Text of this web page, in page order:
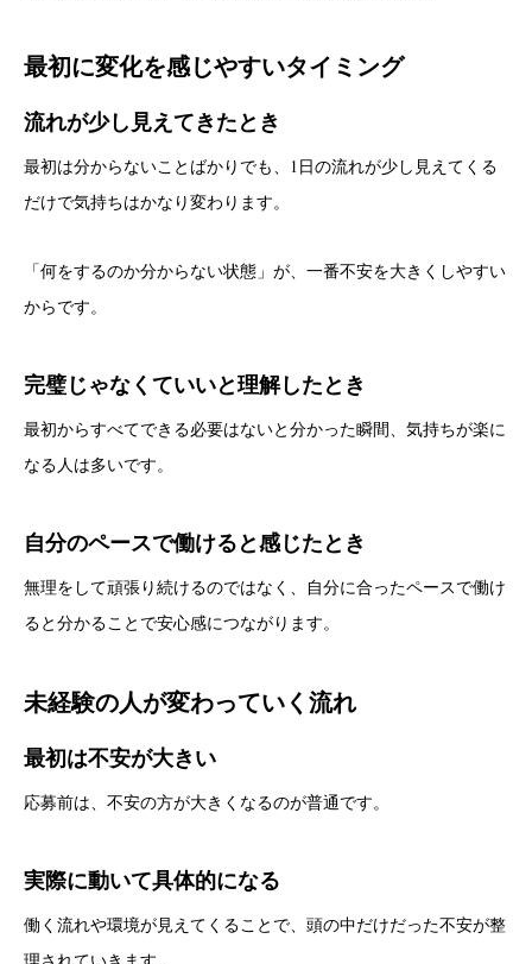
最初に変化を感じやすいタイミング
流れが少し見えてきたとき
最初は分からないことばかりでも、1日の流れが少し見えてくる
だけで気持ちはかなり変わります。
「何をするのか分からない状態」が、一番不安を大きくしやすい
からです。
完璧じゃなくていいと理解したとき
最初からすべてできる必要はないと分かった瞬間、気持ちが楽に
なる人は多いです。
自分のペースで働けると感じたとき
無理をして頑張り続けるのではなく、自分に合ったペースで働け
ると分かることで安心感につながります。
未経験の人が変わっていく流れ
最初は不安が大きい
応募前は、不安の方が大きくなるのが普通です。
実際に動いて具体的になる
働く流れや環境が見えてくることで、頭の中だけだった不安が整